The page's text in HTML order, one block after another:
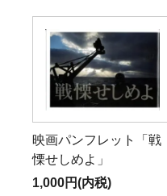
映画パンフレット「戦
慄せしめよ」
1,000円(内税)